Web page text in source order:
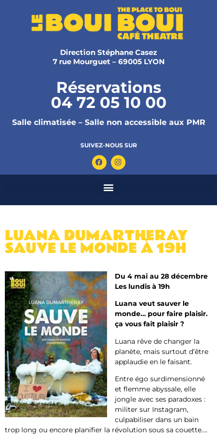
Direction Stéphane Casez
7 rue Mourguet – 69005 LYON
Réservations
04 72 05 10 00
Salle climatisée – Salle non accessible aux PMR
SUIVEZ-NOUS SUR
LUANA DUMARTHERAY
SAUVE LE MONDE À 19H
Du 4 mai au 28 décembre
Les lundis à 19h
Luana veut sauver le
monde… pour faire plaisir.
ça vous fait plaisir ?
Luana rêve de changer la
planète, mais surtout d’être
applaudie en le faisant.
Entre égo surdimensionné
et flemme abyssale, elle
jongle avec ses paradoxes :
militer sur Instagram,
culpabiliser dans un bain
trop long ou encore planifier la révolution sous sa couette….